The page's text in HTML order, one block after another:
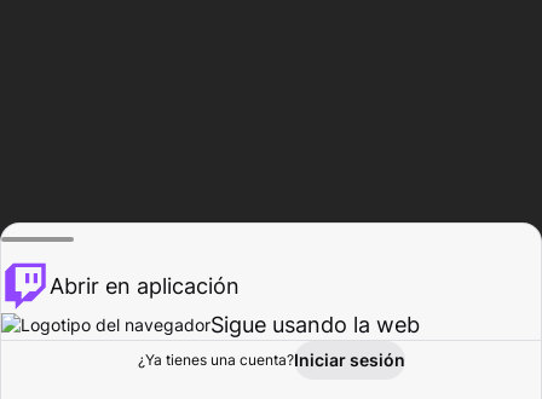
Explorar Actividad
Abrir en aplicación
Sigue usando la web
¿Ya tienes una cuenta?Iniciar sesión